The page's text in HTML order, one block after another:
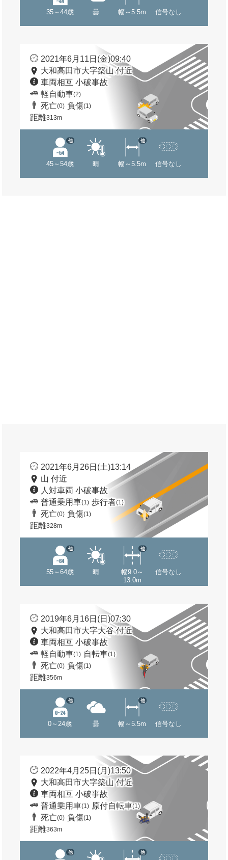
35～44歳 曇 幅～5.5m 信号なし
2021年6月11日(金)09:40
大和高田市大字築山 付近
車両相互 小破事故
軽自動車(2)
死亡(0) 負傷(1)
距離313m
45～54歳
他
晴 幅～5.5m
他
信号なし
2021年6月26日(土)13:14
山 付近
人対車両 小破事故
普通乗用車(1) 歩行者(1)
死亡(0) 負傷(1)
距離328m
55～64歳
他
晴
幅9.0～
13.0m
他
信号なし
2019年6月16日(日)07:30
大和高田市大字大谷 付近
車両相互 小破事故
軽自動車(1) 自転車(1)
死亡(0) 負傷(1)
距離356m
0～24歳
他
曇 幅～5.5m
他
信号なし
2022年4月25日(月)13:50
大和高田市大字築山 付近
車両相互 小破事故
普通乗用車(1) 原付自転車(1)
死亡(0) 負傷(1)
距離363m
他 他